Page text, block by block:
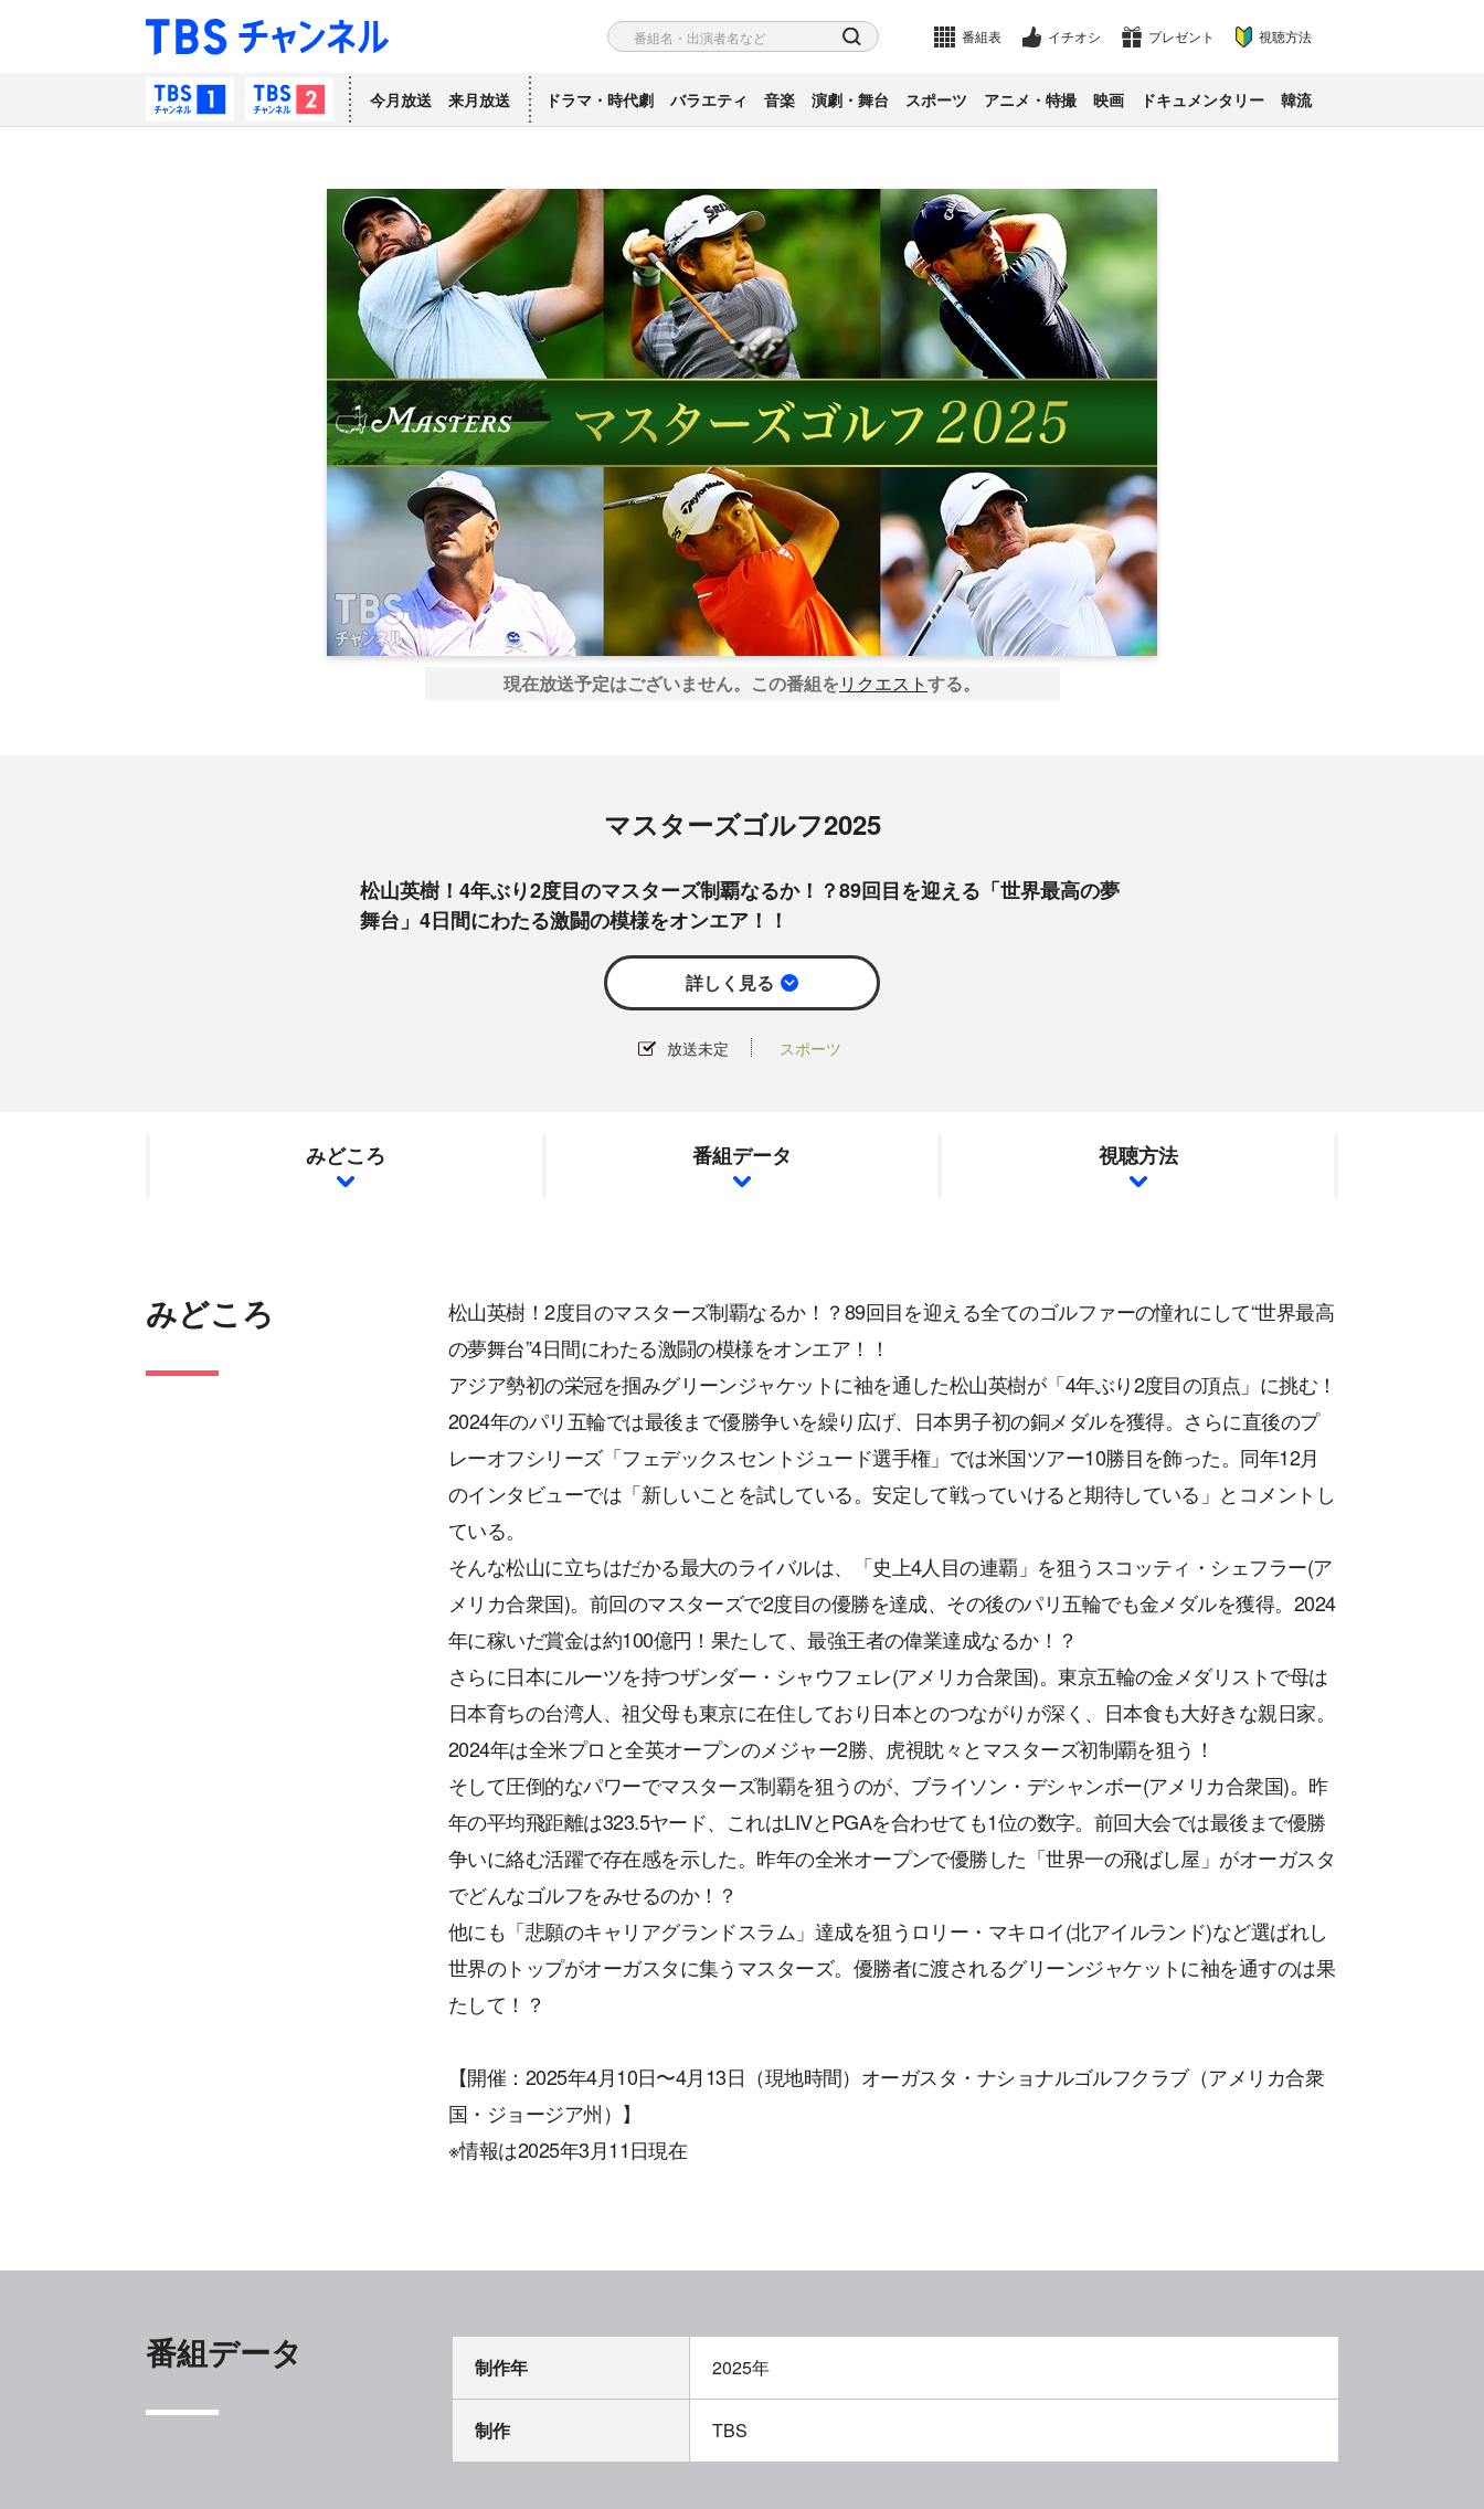
検索 番組表 イチオシ プレゼント 視聴方法
TBSチャンネル1TBSチャンネル2
今月放送 来月放送 ドラマ・時代劇 バラエティ 音楽 演劇・舞台 スポーツ アニメ・特撮 映画 ドキュメンタリー 韓流
現在放送予定はございません。 この番組をリクエストする。
マスターズゴルフ2025
松山英樹！4年ぶり2度目のマスターズ制覇なるか！？89回目を迎える「世界最高の夢
舞台」4日間にわたる激闘の模様をオンエア！！
詳しく見る
放送未定 スポーツ
みどころ 番組データ 視聴方法
みどころ
松山英樹！2度目のマスターズ制覇なるか！？89回目を迎える全てのゴルファーの憧れにして“世界最高
の夢舞台”4日間にわたる激闘の模様をオンエア！！
アジア勢初の栄冠を掴みグリーンジャケットに袖を通した松山英樹が「4年ぶり2度目の頂点」に挑む！
2024年のパリ五輪では最後まで優勝争いを繰り広げ、日本男子初の銅メダルを獲得。さらに直後のプ
レーオフシリーズ「フェデックスセントジュード選手権」では米国ツアー10勝目を飾った。同年12月
のインタビューでは「新しいことを試している。安定して戦っていけると期待している」とコメントし
ている。
そんな松山に立ちはだかる最大のライバルは、「史上4人目の連覇」を狙うスコッティ・シェフラー(ア
メリカ合衆国)。前回のマスターズで2度目の優勝を達成、その後のパリ五輪でも金メダルを獲得。2024
年に稼いだ賞金は約100億円！果たして、最強王者の偉業達成なるか！？
さらに日本にルーツを持つザンダー・シャウフェレ(アメリカ合衆国)。東京五輪の金メダリストで母は
日本育ちの台湾人、祖父母も東京に在住しており日本とのつながりが深く、日本食も大好きな親日家。
2024年は全米プロと全英オープンのメジャー2勝、虎視眈々とマスターズ初制覇を狙う！
そして圧倒的なパワーでマスターズ制覇を狙うのが、ブライソン・デシャンボー(アメリカ合衆国)。昨
年の平均飛距離は323.5ヤード、これはLIVとPGAを合わせても1位の数字。前回大会では最後まで優勝
争いに絡む活躍で存在感を示した。昨年の全米オープンで優勝した「世界一の飛ばし屋」がオーガスタ
でどんなゴルフをみせるのか！？
他にも「悲願のキャリアグランドスラム」達成を狙うロリー・マキロイ(北アイルランド)など選ばれし
世界のトップがオーガスタに集うマスターズ。優勝者に渡されるグリーンジャケットに袖を通すのは果
たして！？
【開催：2025年4月10日〜4月13日（現地時間）オーガスタ・ナショナルゴルフクラブ（アメリカ合衆
国・ジョージア州）】
※情報は2025年3月11日現在
番組データ 制作年 2025年
制作 TBS